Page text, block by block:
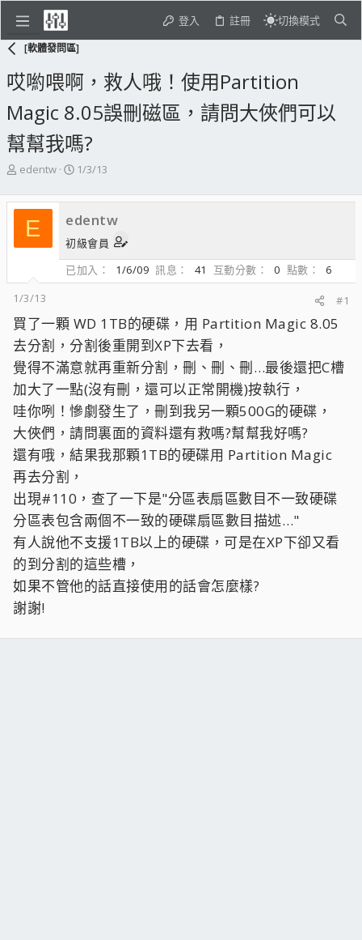
登入 註冊 切換模式
[軟體發問區]
哎喲喂啊，救人哦！使用Partition
Magic 8.05誤刪磁區，請問大俠們可以
幫幫我嗎?
主
發
起
人
edentw
開
日
期
1/3/13
E edentw
初級會員
已加入
1/6/09 訊息 41 互動分數 0 點數
6
1/3/13
#1
買了一顆 WD 1TB的硬碟，用 Partition Magic 8.05
去分割，分割後重開到XP下去看，
覺得不滿意就再重新分割，刪、刪、刪…最後還把C槽
加大了一點(沒有刪，還可以正常開機)按執行，
哇你咧！慘劇發生了，刪到我另一顆500G的硬碟，
大俠們，請問裏面的資料還有救嗎?幫幫我好嗎?
還有哦，結果我那顆1TB的硬碟用 Partition Magic
再去分割，
出現#110，查了一下是"分區表扇區數目不一致硬碟
分區表包含兩個不一致的硬碟扇區數目描述…"
有人說他不支援1TB以上的硬碟，可是在XP下卻又看
的到分割的這些槽，
如果不管他的話直接使用的話會怎麼樣?
謝謝!